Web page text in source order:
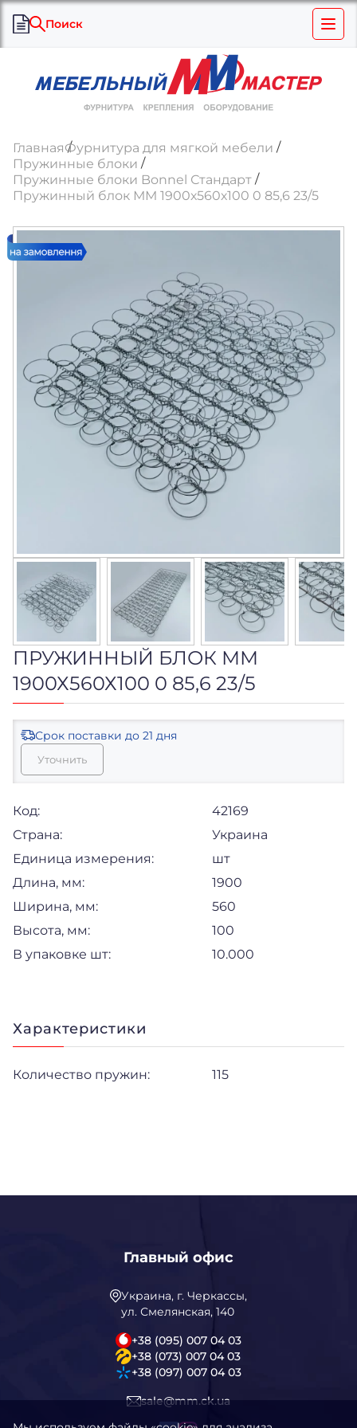
Поиск
ГлавнаяФурнитура для мягкой мебели
Пружинные блоки
Пружинные блоки Bonnel Стандарт
Пружинный блок ММ 1900х560х100 0 85,6 23/5
ПРУЖИННЫЙ БЛОК ММ
1900Х560Х100 0 85,6 23/5
Срок поставки до 21 дня
Уточнить
Код:
42169
Страна:
Украина
Единица измерения:
шт
Длина, мм:
1900
Ширина, мм:
560
Высота, мм:
100
В упаковке шт:
10.000
Характеристики
Количество пружин: 115
Главный офис
Украина, г. Черкассы,
ул. Смелянская, 140
+38 (095) 007 04 03
+38 (073) 007 04 03
+38 (097) 007 04 03
sale@mm.ck.ua